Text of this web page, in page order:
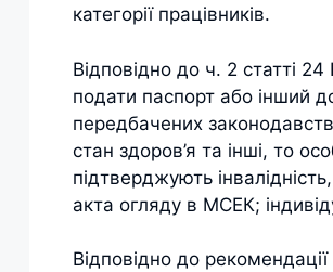
категорії працівників.
Відповідно до ч. 2 статті
подати паспорт або інший
передбачених
стан здоров’я та інші, то
підтверджують
акта огляду в МСЕК;
Відповідно до